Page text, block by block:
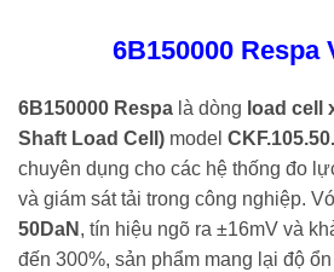
6B150000 Respa
6B150000 Respa là dòng load cell
Shaft Load Cell) model
chuyên dụng cho các hệ thống đo
và giám sát tải trong công nghiệp.
50DaN , tín hiệu ngõ ra ±16mV và
đến 300%, sản phẩm mang lại độ